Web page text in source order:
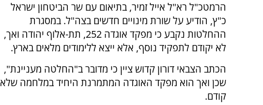
הרמטכ"ל רא"ל אייל זמיר, בתיאום עם שר הביטחון ישראל
כ"ץ, הודיע על שורת מינויים חדשים בצה"ל. במסגרת
ההחלטות נקבע כי מפקד אוגדה 252, תת-אלוף יהודה ואך,
לא יקודם לתפקיד נוסף, אלא ייצא ללימודים מלאים בארץ.
הכתב הצבאי דורון קדוש ציין כי מדובר ב"החלטה מעניינת",
שכן ואך הוא מפקד האוגדה המתמרנת היחיד במלחמה שלא
קודם.